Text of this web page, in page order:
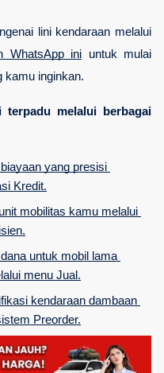
lini kendaraan melalui
WhatsApp ini untuk mulai
kamu inginkan.
terpadu melalui berbagai
yang presisi
Kredit.
mobilitas kamu melalui
untuk mobil lama
menu Jual.
kendaraan dambaan
Preorder.